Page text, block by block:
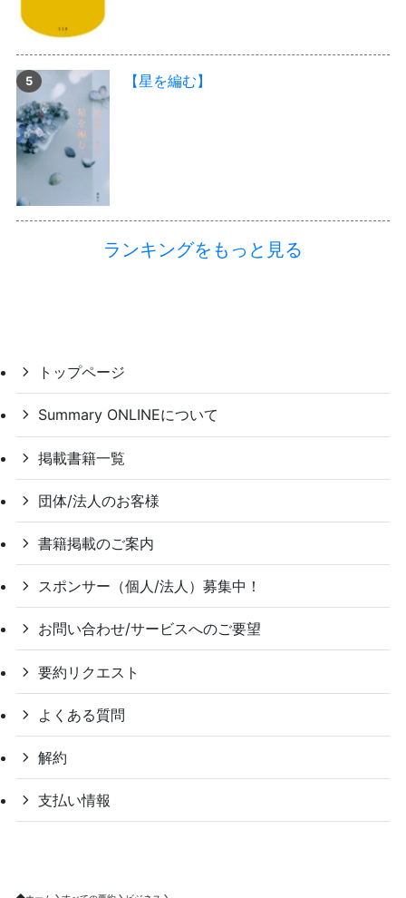
【星を編む】
ランキングをもっと見る
トップページ
Summary ONLINEについて
掲載書籍一覧
団体/法人のお客様
書籍掲載のご案内
スポンサー（個人/法人）募集中！
お問い合わせ/サービスへのご要望
要約リクエスト
よくある質問
解約
支払い情報